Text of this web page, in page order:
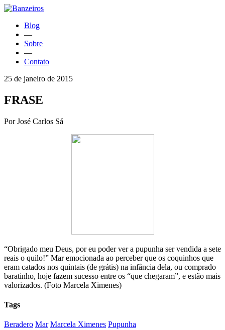
Blog
—
Sobre
—
Contato
25 de janeiro de 2015
FRASE
Por José Carlos Sá
“Obrigado meu Deus, por eu poder ver a pupunha ser vendida a sete
reais o quilo!” Mar emocionada ao perceber que os coquinhos que
eram catados nos quintais (de grátis) na infância dela, ou comprado
baratinho, hoje fazem sucesso entre os “que chegaram”, e estão mais
valorizados. (Foto Marcela Ximenes)
Tags
Beradero Mar Marcela Ximenes Pupunha